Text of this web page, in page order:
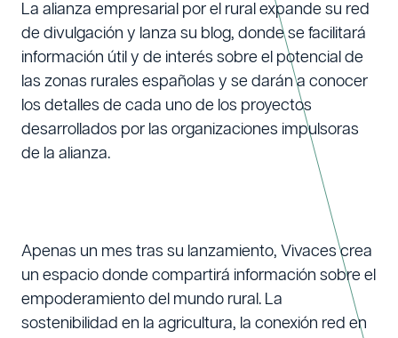
La alianza empresarial por el rural expande su red
de divulgación y lanza su blog, donde se facilitará
información útil y de interés sobre el potencial de
las zonas rurales españolas y se darán a conocer
los detalles de cada uno de los proyectos
desarrollados por las organizaciones impulsoras
de la alianza.
Apenas un mes tras su lanzamiento, Vivaces crea
un espacio donde compartirá información sobre el
empoderamiento del mundo rural. La
sostenibilidad en la agricultura, la conexión red en